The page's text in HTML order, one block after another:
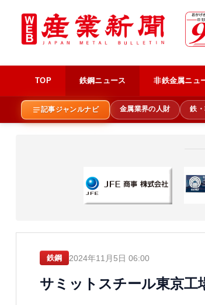
TOP 鉄鋼ニュース 非鉄金属ニュ
記事ジャンルナビ 金属業界の人財 鉄
鉄鋼 2024年11月5日 06:00
サミットスチール東京工